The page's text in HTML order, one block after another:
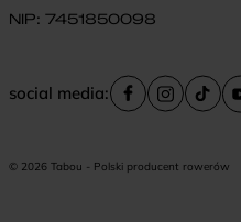
NIP: 7451850098
social media:
© 2026 Tabou - Polski producent rowerów